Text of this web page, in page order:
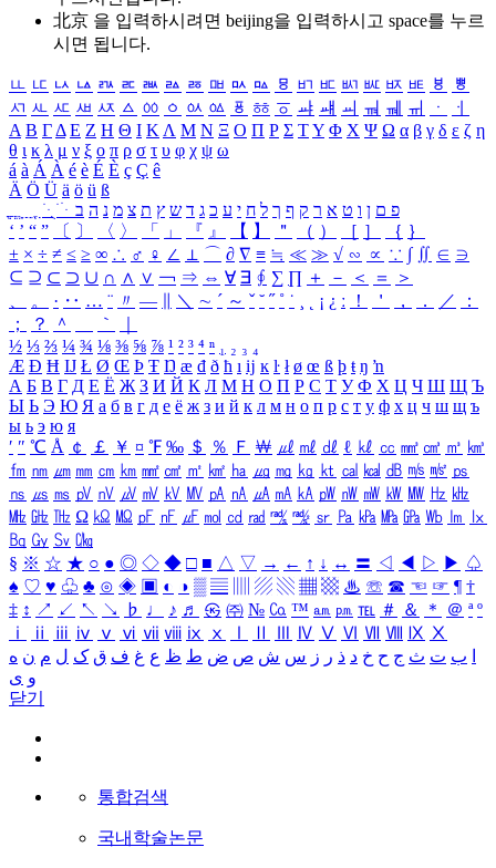
北京 을 입력하시려면 beijing을 입력하시고 space를 누르
시면 됩니다.
ㅥ ㅦ ㅧ ㅨ ㅩ ㅪ ㅫ ㅬ ㅭ ㅮ ㅯ ㅰ ㅱ ㅲ ㅳ ㅴ ㅵ ㅶ ㅷ ㅸ
ㅹ
ㅺ ㅻ ㅼ ㅽ ㅾ ㅿ ㆀ ㆁ ㆂ ㆃ ㆄ ㆅ ㆆ ㆇ ㆈ ㆉ ㆊ ㆋ ㆌ ㆍ
ㆎ
Α Β ΓΔ Ε Ζ Η Θ Ι ΚΛ Μ Ν Ξ Ο Π Ρ Σ ΤΥ Φ Χ Ψ Ω α β γ δ ε ζ η
θ ι κ λ μ ν ξ ο π ρ σ τ υ φ χ ψ ω
á à Á À é è É È ç Ç ê
Ä Ö Ü ä ö ü ß
ִֶֹ ֻּ ׁׂ פ ם ן ו ט א ר ק ף ך ל ח י ע כ ג ד ש ץ ת צ מ נ ה ב
‘ ’ “ ” 〔 〕 〈 〉 「 」 『 』 【 】 ＂ （ ） ［ ］ ｛ ｝
± × ÷ ≠ ≤ ≥ ∞ ∴ ♂ ♀ ∠ ⊥ ⌒ ∂ ∇ ≡ ≒ ≪ ≫ √ ∽ ∝ ∵ ∫ ∬ ∈ ∋
⊆ ⊇ ⊂ ⊃ ∪ ∩ ∧ ∨ ￢ ⇒ ⇔ ∀ ∃ ∮ ∑ ∏ ＋ － ＜ ＝
＞
、
。 · ‥ … ¨ 〃 ― ＼ ∼ ´ ～ ˇ ˘ ˝ ˚ ˙ ¸ ¡ ¿ ː ！ ＇ ， ． ／
：
；
？ ＾ ｀
½ ⅓ ⅔ ¼ ¾ ⅛ ⅜ ⅝ ⅞ ¹ ² ³ ⁴ ⁿ ₁ ₂ ₃ ₄
Æ Ð Ħ Ĳ Ł Ø Œ Þ Ŧ Ŋ æ đ ð ħ ı ĳ ĸ ŀ ł ø œ ß þ ŧ ŋ ŉ
А Б В Г Д Е Ё Ж З И Й К Л М Н О П Р С Т У Ф Х Ц Ч Ш Щ Ъ
Ы Ь Э Ю Я а б в г д е ё ж з и й к л м н о п р с т у ф х ц ч ш щ ъ
ы ь э ю я
′ ″ ℃ Å ￠ ￡ ￥ ¤ ℉ ‰ ＄ ％ Ｆ ￦ ㎕ ㎖ ㎗ ℓ ㎘ ㏄ ㎣ ㎤ ㎥ ㎦
㎙ ㎚ ㎛ ㎜ ㎝ ㎞ ㎟ ㎠ ㎡ ㎢ ㏊ ㎍ ㎎ ㎏ ㏏ ㎈ ㎉ ㏈ ㎧ ㎨ ㎰
㎱ ㎲ ㎳ ㎴ ㎵ ㎶ ㎷ ㎸ ㎹ ㎀ ㎁ ㎂ ㎃ ㎄ ㎺ ㎻ ㎽ ㎾ ㎿ ㎐ ㎑
㎒ ㎓ ㎔ Ω ㏀ ㏁ ㎊ ㎋ ㎌ ㏖ ㏅ ㎭ ㎮ ㎯ ㏛ ㎩ ㎪ ㎫ ㎬ ㏝ ㏐
㏓
㏃ ㏉ ㏜ ㏆
§ ※ ☆ ★ ○ ● ◎ ◇ ◆ □ ■ △ ▽ → ← ↑ ↓ ↔ 〓 ◁ ◀ ▷ ▶ ♤
♠ ♡ ♥ ♧ ♣ ⊙ ◈ ▣ ◐ ◑ ▒ ▤ ▨ ▧ ▦ ▩ ♨ ☏ ☎ ☜ ☞ ¶ †
‡ ↕ ↗ ↙ ↖ ↘ ♭ ♩ ♪ ♬ ㉿ ㈜ № ㏇ ™ ㏂ ㏘ ℡ ＃ ＆ ＊ ＠ ª º
ⅰ
ⅱ ⅲ ⅳ ⅴ ⅵ ⅶ ⅷ ⅸ ⅹ Ⅳ Ⅴ Ⅵ Ⅶ Ⅷ Ⅸ Ⅹ
ب ت ث ج ح خ د ذ ر ز س ش ص ض ط ظ ع غ ف ق ک ل م ن ه
و ی
닫기
통합검색
국내학술논문